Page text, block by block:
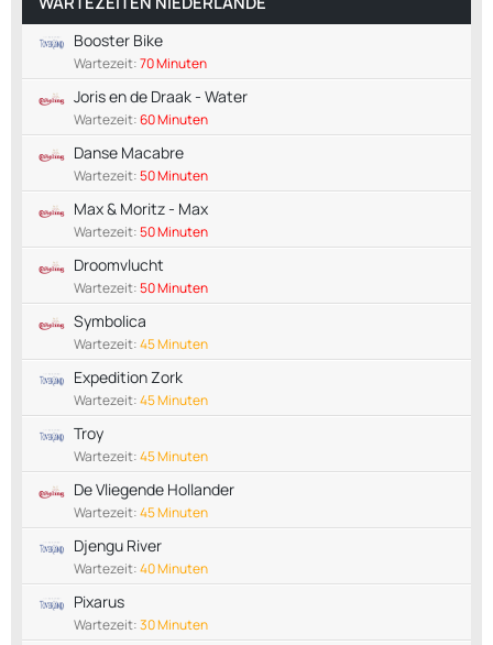
Booster Bike
Wartezeit:70 Minuten
Joris en de Draak - Water
Wartezeit:60 Minuten
Danse Macabre
Wartezeit:50 Minuten
Max & Moritz - Max
Wartezeit:50 Minuten
Droomvlucht
Wartezeit:50 Minuten
Symbolica
Wartezeit:45 Minuten
Expedition Zork
Wartezeit:45 Minuten
Troy
Wartezeit:45 Minuten
De Vliegende Hollander
Wartezeit:45 Minuten
Djengu River
Wartezeit:40 Minuten
Pixarus
Wartezeit:30 Minuten